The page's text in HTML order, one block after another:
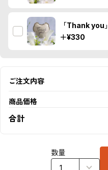
「Thank you」
＋¥330
ご注文内容
商品価格
合計
数量